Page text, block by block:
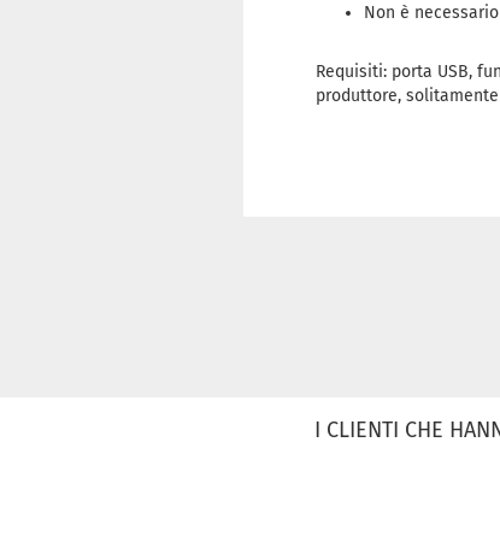
Non è
Requisiti: porta USB,
produttore, solitamente
I CLIENTI CHE